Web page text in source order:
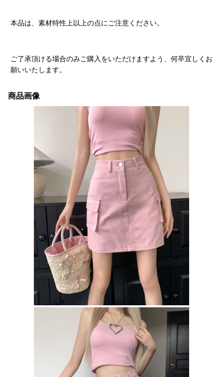
本品は、素材特性上以上の点にご注意ください。
ご了承頂ける場合のみご購入をいただけますよう、何卒宜しくお
願いいたします。
商品画像